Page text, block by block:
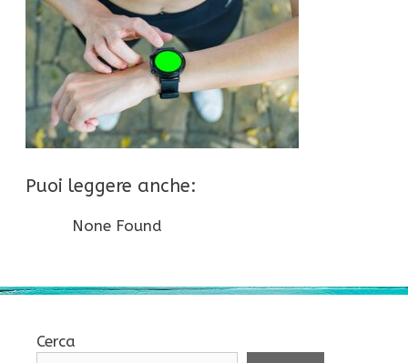
Puoi leggere anche:
None Found
Cerca